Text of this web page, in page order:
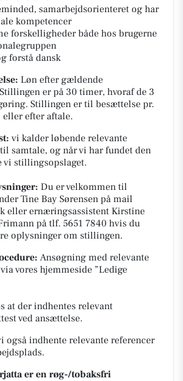
samarbejdsorienteret og har
kompetencer
forskelligheder både hos brugerne
forstå dansk
Løn efter gældende
er på 30 timer, hvoraf de 3
Stillingen er til besættelse pr.
eller efter aftale.
vi kalder løbende relevante
samtale, og når vi har fundet den
vi stillingsopslaget.
Du er velkommen til
Tine Bay Sørensen på mail
eller ernæringsassistent Kirstine
på tlf. 5651 7840 hvis du
oplysninger om stillingen.
Ansøgning med relevante
vores hjemmeside ”Ledige
at der indhentes relevant
ved ansættelse.
også indhente relevante referencer
er en røg-/tobaksfri